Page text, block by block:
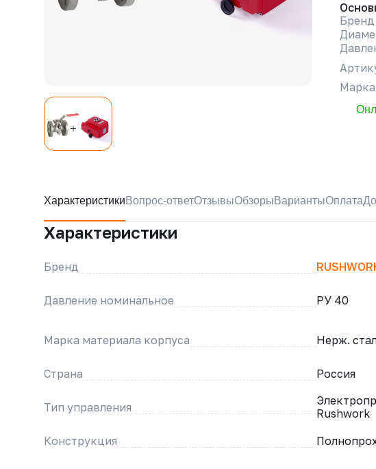
Бренд
Характеристики Вопрос-ответОтзывыОбзоры ВариантыОплата
Характеристики
Бренд
Давление номинальное РУ 40
Марка материала корпуса Нерж.
Страна Россия
Тип управления
Rushwork
Конструкция